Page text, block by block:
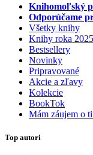
Knihomoľský
Odporúčame
Všetky knihy
Knihy roka 2025
Bestsellery
Novinky
Pripravované
Akcie a zľavy
Kolekcie
BookTok
Mám záujem o
Top autori